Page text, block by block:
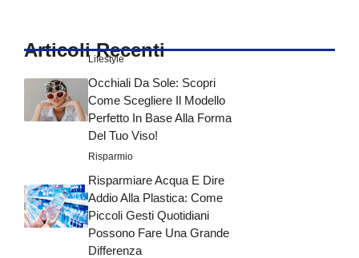
Articoli Recenti
Lifestyle
Occhiali Da Sole: Scopri
Come Scegliere Il Modello
Perfetto In Base Alla Forma
Del Tuo Viso!
Risparmio
Risparmiare Acqua E Dire
Addio Alla Plastica: Come
Piccoli Gesti Quotidiani
Possono Fare Una Grande
Differenza